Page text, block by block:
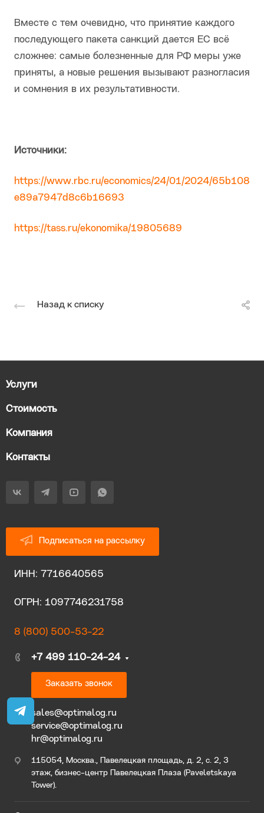
Вместе с тем очевидно, что принятие каждого
последующего пакета санкций дается ЕС всё
сложнее: самые болезненные для РФ меры уже
приняты, а новые решения вызывают разногласия
и сомнения в их результативности.
Источники:
https://www.rbc.ru/economics/24/01/2024/65b108
e89a7947d8c6b16693
https://tass.ru/ekonomika/19805689
Назад к списку
Услуги
Стоимость
Компания
Контакты
Подписаться на рассылку
ИНН: 7716640565
ОГРН: 1097746231758
8 (800) 500-53-22
+7 499 110-24-24
Заказать звонок
sales@optimalog.ru
service@optimalog.ru
hr@optimalog.ru
115054, Москва., Павелецкая площадь, д. 2, с. 2, 3
этаж, бизнес-центр Павелецкая Плаза (Paveletskaya
Tower).